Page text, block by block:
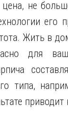
цена, не
его
Жить в
для
типа,